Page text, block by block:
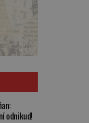
odnikud!